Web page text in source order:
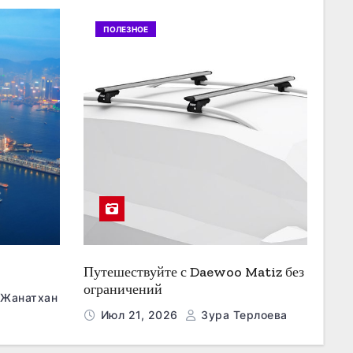
ПОЛЕЗНОЕ
Путешествуйте с Daewoo Matiz без
ограничений
Июл 21, 2026 Зура Терлоева